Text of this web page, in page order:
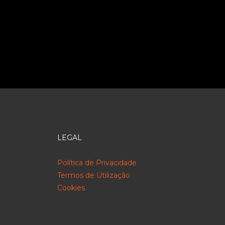
LEGAL
Política de Privacidade
Termos de Utilização
Cookies